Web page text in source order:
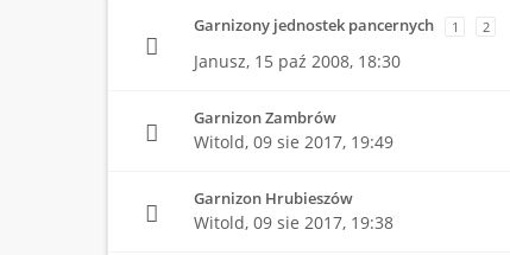
Garnizony jednostek pancernych 1 2
Janusz, 15 paź 2008, 18:30
Garnizon Zambrów
Witold, 09 sie 2017, 19:49
Garnizon Hrubieszów
Witold, 09 sie 2017, 19:38